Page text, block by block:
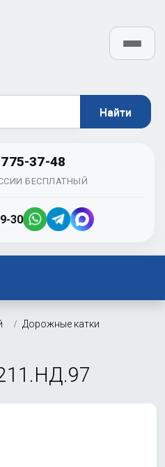
37-48
БЕСПЛАТНЫЙ
30
Дорожные катки